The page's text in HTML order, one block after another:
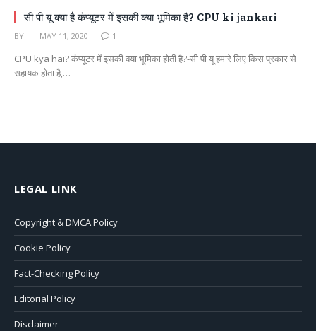
सी पी यू क्या है कंप्यूटर में इसकी क्या भूमिका है? CPU ki jankari
BY MAY 11, 2020 1
CPU kya hai? कंप्यूटर में इसकी क्या भूमिका होती है?-सी पी यू हमारे लिए किस प्रकार से
सहायक होता है,…
LEGAL LINK
Copyright & DMCA Policy
Cookie Policy
Fact-Checking Policy
Editorial Policy
Disclaimer